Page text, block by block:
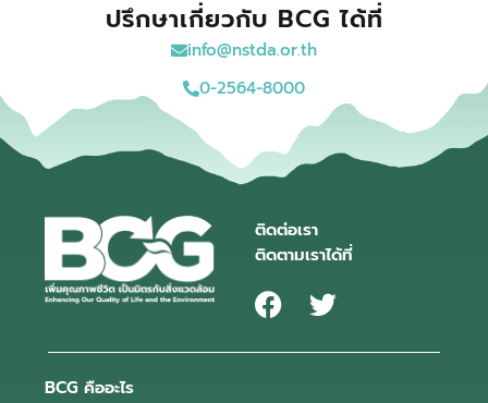
ปรึกษาเกี่ยวกับ BCG ได้ที่
info@nstda.or.th
0-2564-8000
ติดต่อเรา
ติดตามเราได้ที่
BCG คืออะไร